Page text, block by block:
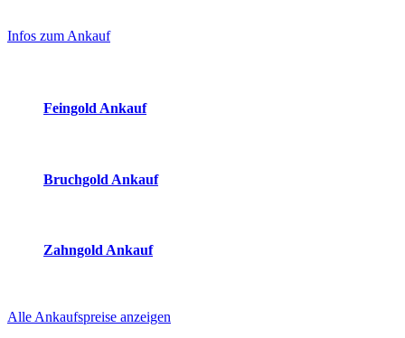
Sidebar
Infos zum Ankauf
Feingold Ankauf
Bruchgold Ankauf
Zahngold Ankauf
Alle Ankaufspreise anzeigen